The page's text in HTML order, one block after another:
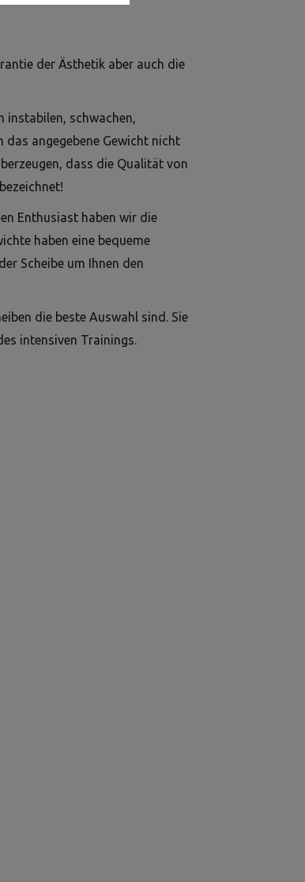
der Ästhetik aber auch die
schwachen,
angegebene Gewicht nicht
dass die Qualität von
Enthusiast haben wir die
haben eine bequeme
Scheibe um Ihnen den
die beste Auswahl sind. Sie
intensiven Trainings.